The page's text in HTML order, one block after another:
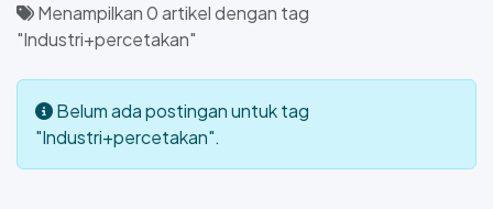
Menampilkan 0 artikel dengan tag
"Industri+percetakan"
Belum ada postingan untuk tag
"Industri+percetakan".